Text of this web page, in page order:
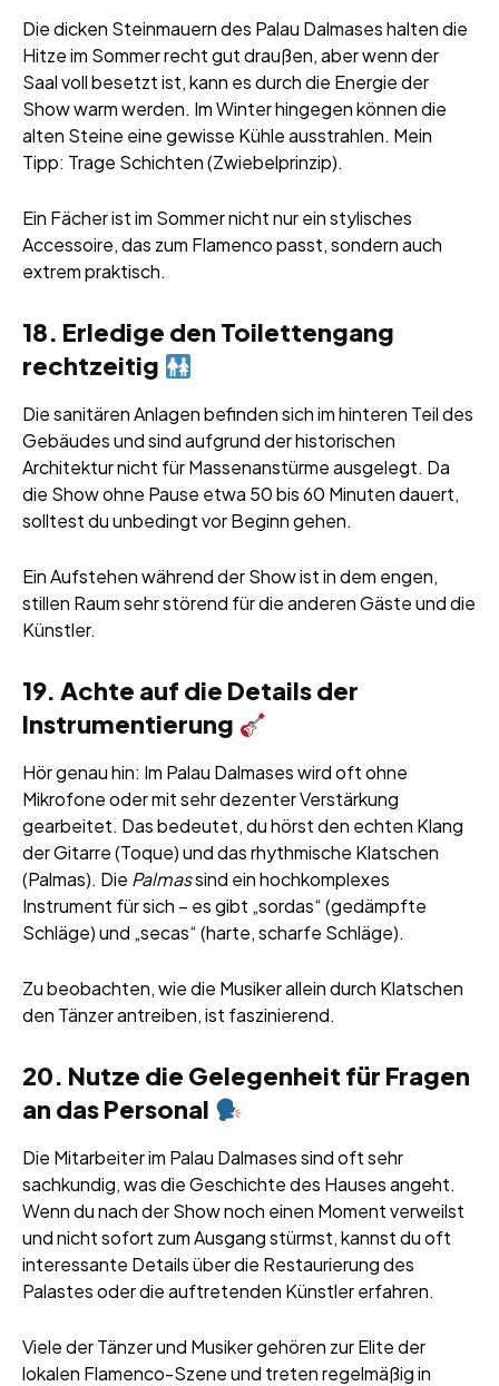
Die dicken Steinmauern des Palau Dalmases halten die
Hitze im Sommer recht gut draußen, aber wenn der
Saal voll besetzt ist, kann es durch die Energie der
Show warm werden. Im Winter hingegen können die
alten Steine eine gewisse Kühle ausstrahlen. Mein
Tipp: Trage Schichten (Zwiebelprinzip).
Ein Fächer ist im Sommer nicht nur ein stylisches
Accessoire, das zum Flamenco passt, sondern auch
extrem praktisch.
18. Erledige den Toilettengang
rechtzeitig
Die sanitären Anlagen befinden sich im hinteren Teil des
Gebäudes und sind aufgrund der historischen
Architektur nicht für Massenanstürme ausgelegt. Da
die Show ohne Pause etwa 50 bis 60 Minuten dauert,
solltest du unbedingt vor Beginn gehen.
Ein Aufstehen während der Show ist in dem engen,
stillen Raum sehr störend für die anderen Gäste und die
Künstler.
19. Achte auf die Details der
Instrumentierung
Hör genau hin: Im Palau Dalmases wird oft ohne
Mikrofone oder mit sehr dezenter Verstärkung
gearbeitet. Das bedeutet, du hörst den echten Klang
der Gitarre (Toque) und das rhythmische Klatschen
(Palmas). Die Palmassind ein hochkomplexes
Instrument für sich – es gibt „sordas“ (gedämpfte
Schläge) und „secas“ (harte, scharfe Schläge).
Zu beobachten, wie die Musiker allein durch Klatschen
den Tänzer antreiben, ist faszinierend.
20. Nutze die Gelegenheit für Fragen
an das Personal
Die Mitarbeiter im Palau Dalmases sind oft sehr
sachkundig, was die Geschichte des Hauses angeht.
Wenn du nach der Show noch einen Moment verweilst
und nicht sofort zum Ausgang stürmst, kannst du oft
interessante Details über die Restaurierung des
Palastes oder die auftretenden Künstler erfahren.
Viele der Tänzer und Musiker gehören zur Elite der
lokalen Flamenco-Szene und treten regelmäßig in